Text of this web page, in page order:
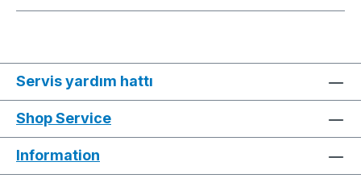
Servis yardım hattı
Shop Service
Information